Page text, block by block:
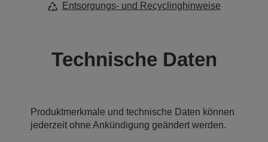
Entsorgungs- und Recyclinghinweise
Technische Daten
Produktmerkmale und technische Daten können
jederzeit ohne Ankündigung geändert werden.